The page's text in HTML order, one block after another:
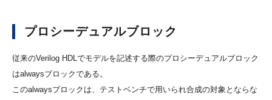
プロシーデュアルブロック
従来のVerilog HDLでモデルを記述する際のプロシーデュアルブロック
はalwaysブロックである。
このalwaysブロックは、テストベンチで用いられ合成の対象とならな